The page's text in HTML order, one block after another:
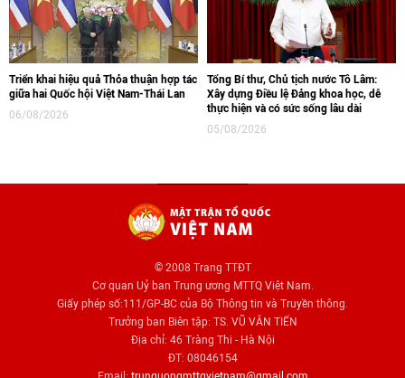
Triển khai hiệu quả Thỏa thuận hợp tác
giữa hai Quốc hội Việt Nam-Thái Lan
06/08/2026
Tổng Bí thư, Chủ tịch nước Tô Lâm:
Xây dựng Điều lệ Đảng khoa học, dễ
thực hiện và có sức sống lâu dài
05/08/2026
© 2008 Trang TTĐT
Cơ quan Uỷ ban Trung ương MTTQ Việt Nam.
Giấy phép số:111/GP-BC của Bộ Thông tin và Truyền thông.
Trưởng ban Biên tập: TS. VŨ VĂN TIẾN
Địa chỉ: 46 Tràng Thi - Hà Nội
ĐT: 08046154